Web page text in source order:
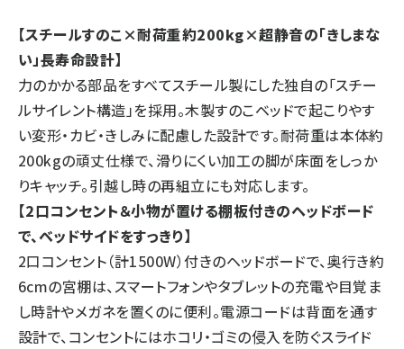
【スチールすのこ×耐荷重約200kg×超静音の「きしまな
い」長寿命設計】
力のかかる部品をすべてスチール製にした独自の「スチー
ルサイレント構造」を採用。木製すのこベッドで起こりやす
い変形・カビ・きしみに配慮した設計です。耐荷重は本体約
200kgの頑丈仕様で、滑りにくい加工の脚が床面をしっか
りキャッチ。引越し時の再組立にも対応します。
【2口コンセント＆小物が置ける棚板付きのヘッドボード
で、ベッドサイドをすっきり】
2口コンセント（計1500W）付きのヘッドボードで、奥行き約
6cmの宮棚は、スマートフォンやタブレットの充電や目覚ま
し時計やメガネを置くのに便利。電源コードは背面を通す
設計で、コンセントにはホコリ・ゴミの侵入を防ぐスライド